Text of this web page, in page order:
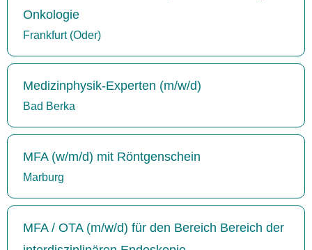
Onkologie
Frankfurt (Oder)
Medizinphysik-Experten (m/w/d)
Bad Berka
MFA (w/m/d) mit Röntgenschein
Marburg
MFA / OTA (m/w/d) für den Bereich Bereich der